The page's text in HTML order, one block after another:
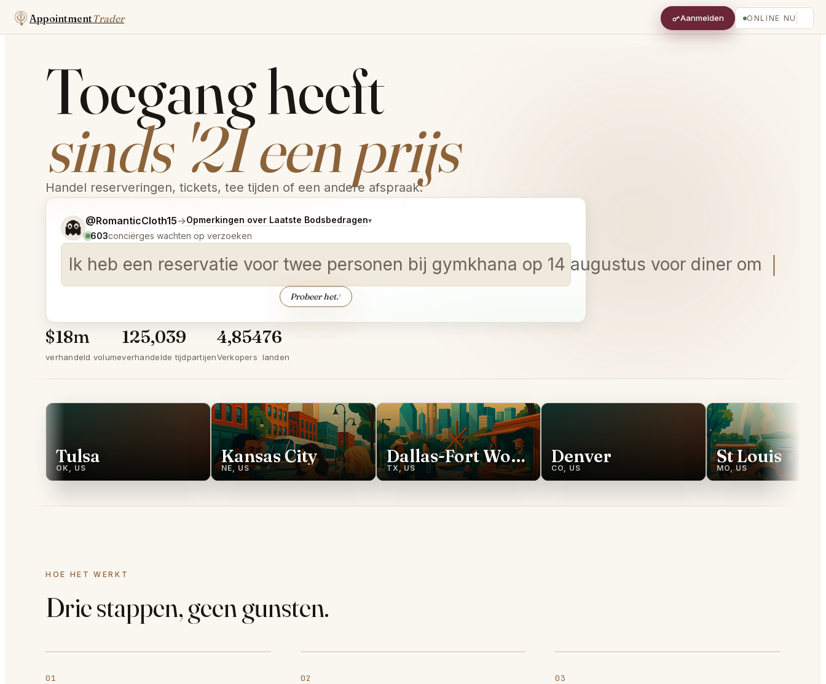
AppointmentTrader Aanmelden ONLINE NU
Toegang heeft
sinds '21 een prijs
Handel reserveringen, tickets, tee tijden of een andere afspraak.
👻 @RomanticCloth15→Opmerkingen over Laatste Bodsbedragen▾
603conciërges wachten op verzoeken
Ik heb een reservatie voor twee personen bij gymkhana op 14 augustus voor diner om 19.00
Probeer het.↑
Vertel me wat je wilt.
$18m
verhandeld volume
125,039
verhandelde tijdpartijen
4,854
Verkopers
76
landen
Tulsa
OK, US
Kansas City
NE, US
Dallas-Fort Worth
TX, US
Denver
CO, US
St Louis
MO, US
HOE HET WERKT
Drie stappen, geen gunsten.
01 02 03